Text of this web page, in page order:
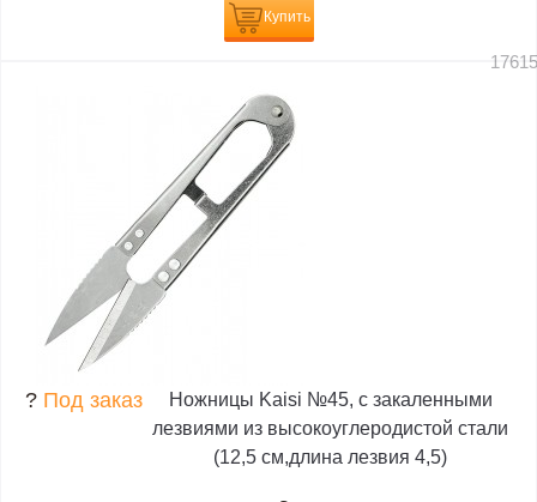
Купить
? Под заказ
Ножницы Kaisi №45, с закаленными
лезвиями из высокоуглеродистой стали
(12,5 см,длина лезвия 4,5)